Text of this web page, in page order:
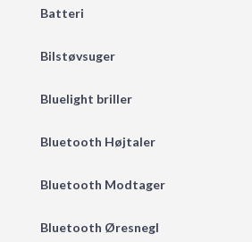
Batteri
Bilstøvsuger
Bluelight briller
Bluetooth Højtaler
Bluetooth Modtager
Bluetooth Øresnegl